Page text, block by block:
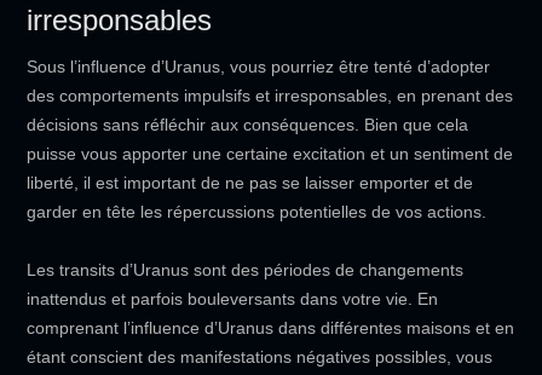
irresponsables
Sous l’influence d’Uranus, vous pourriez être tenté d’adopter
des comportements impulsifs et irresponsables, en prenant des
décisions sans réfléchir aux conséquences. Bien que cela
puisse vous apporter une certaine excitation et un sentiment de
liberté, il est important de ne pas se laisser emporter et de
garder en tête les répercussions potentielles de vos actions.
Les transits d’Uranus sont des périodes de changements
inattendus et parfois bouleversants dans votre vie. En
comprenant l’influence d’Uranus dans différentes maisons et en
étant conscient des manifestations négatives possibles, vous